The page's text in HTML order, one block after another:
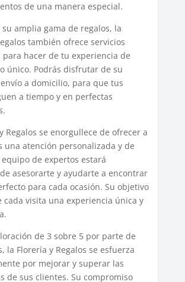
de una manera especial.
amplia gama de regalos, la
también ofrece servicios
para hacer de tu experiencia de
único. Podrás disfrutar de su
a domicilio, para que tus
a tiempo y en perfectas
Regalos se enorgullece de ofrecer a
una atención personalizada y de
de expertos estará
asesorarte y ayudarte a encontrar
para cada ocasión. Su objetivo
cada visita una experiencia única y
de 3 sobre 5 por parte de
la Florería y Regalos se esfuerza
por mejorar y superar las
de sus clientes. Su compromiso